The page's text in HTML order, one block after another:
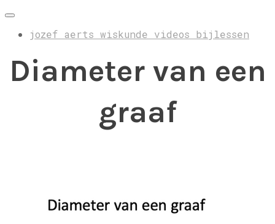
jozef aerts wiskunde videos bijlessen
Diameter van een
graaf